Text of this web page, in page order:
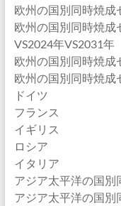
欧州の国別同時焼成
欧州の国別同時焼
VS2024年VS2031年
欧州の国別同時焼成
欧州の国別同時焼成
ドイツ
フランス
イギリス
ロシア
イタリア
アジア太平洋の国別
アジア太平洋の国